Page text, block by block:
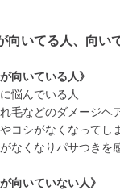
向いてる人、向い
向いている人》
悩んでいる人
れ毛などのダメージヘ
やコシがなくなってし
がなくなりパサつきを
向いていない人》